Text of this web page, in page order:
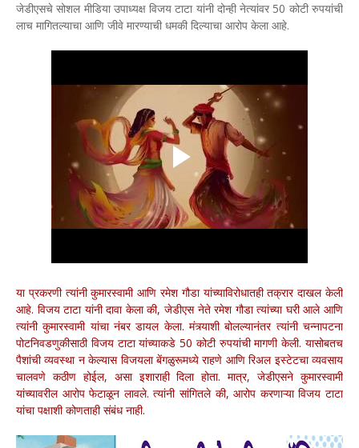
जेडीएसचे सोशल मीडिया उपाध्यक्ष विजय टाटा यांनी दोन्ही नेत्यांवर 50 कोटी रुपयांची
लाच मागितल्याचा आणि जीवे मारण्याची धमकी दिल्याचा आरोप केला आहे.
या प्रकरणी त्यांनी कुमारस्वामी आणि रमेश गौडा यांच्याविरोधातही तक्रार दाखल केली
आहे. विजय टाटा यांनी दावा केला की, जेडीएस नेते रमेश गौडा त्यांच्या घरी आले आणि
त्यांनी कुमारस्वामी यांचा नंबर डायल केला. मंत्र्याशी बोलल्यानंतर त्यांनी चन्नापटना
पोटनिवडणुकीसाठी विजय टाटा यांच्याकडे 50 कोटी रुपयांची मागणी केली. यासोबतच
पैशांची व्यवस्था न केल्यास विजयला बेंगळुरूमध्ये राहणे आणि रिअल इस्टेटचा व्यवसाय
चालवणे कठीण होईल, असा इशाराही दिला होता. मात्र, जेडीएसने कुमारस्वामी
यांच्यावरील आरोप फेटाळून लावले. त्यांनी सांगितले की, आरोप करणाऱ्या विजय टाटा
यांचा पक्षाशी कोणताही संबंध नाही.